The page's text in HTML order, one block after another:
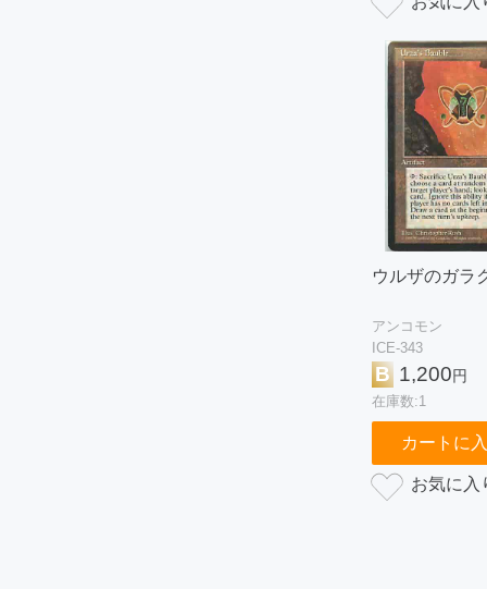
ウルザのガラ
アンコモン
ICE-343
B 1,200円
在庫数:1
カートに